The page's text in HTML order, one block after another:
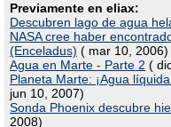
Previamente en eliax:
Descubren lago de agua
NASA cree haber
(Enceladus) ( mar 10, 2006)
Agua en Marte - Parte 2 (
Planeta Marte: ¡Agua
jun 10, 2007)
Sonda Phoenix descubre
2008)